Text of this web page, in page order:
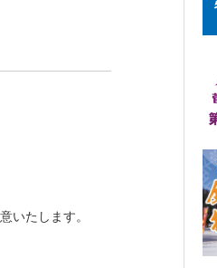
いたします。